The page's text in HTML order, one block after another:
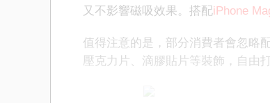
又不影響磁吸效果。搭配iPhone
值得注意的是，部分消費者會忽略
壓克力片、滴膠貼片等裝飾，自由